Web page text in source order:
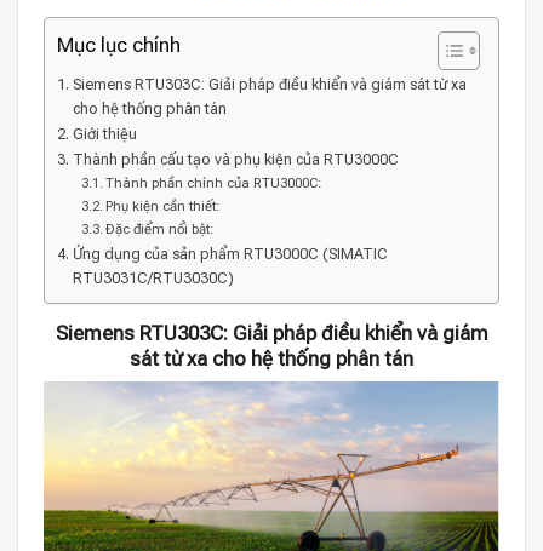
Mục lục chính
Siemens RTU303C: Giải pháp điều khiển và giám sát từ xa
cho hệ thống phân tán
Giới thiệu
Thành phần cấu tạo và phụ kiện của RTU3000C
Thành phần chính của RTU3000C:
Phụ kiện cần thiết:
Đặc điểm nổi bật:
Ứng dụng của sản phẩm RTU3000C (SIMATIC
RTU3031C/RTU3030C)
Siemens RTU303C: Giải pháp điều khiển và giám
sát từ xa cho hệ thống phân tán